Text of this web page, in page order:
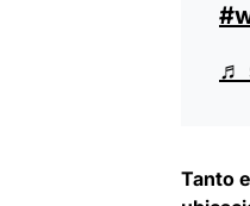
♬
Tanto